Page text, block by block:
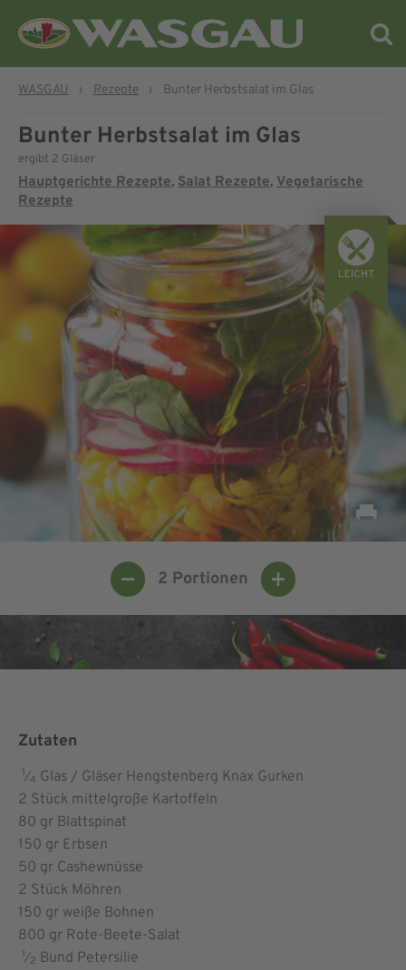
WASGAU › Rezepte › Bunter Herbstsalat im Glas
Bunter Herbstsalat im Glas
ergibt 2 Gläser
Hauptgerichte Rezepte, Salat Rezepte, Vegetarische
Rezepte
2 Portionen
Zutaten
1⁄4 Glas / Gläser Hengstenberg Knax Gurken
2 Stück mittelgroße Kartoffeln
80 gr Blattspinat
150 gr Erbsen
50 gr Cashewnüsse
2 Stück Möhren
150 gr weiße Bohnen
800 gr Rote-Beete-Salat
1⁄2 Bund Petersilie